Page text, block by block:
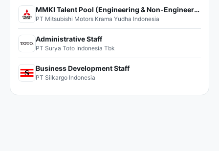
MMKI Talent Pool (Engineering & Non-Engineering)
PT Mitsubishi Motors Krama Yudha Indonesia
Administrative Staff
PT Surya Toto Indonesia Tbk
Business Development Staff
PT Silkargo Indonesia